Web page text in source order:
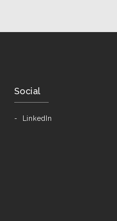
Social
LinkedIn